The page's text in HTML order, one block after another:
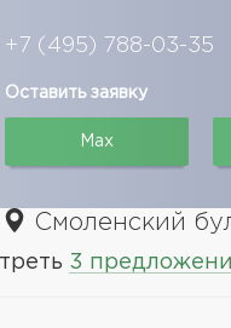
+7 (495) 788-03-35
Оставить заявку
Max
Смоленский
3